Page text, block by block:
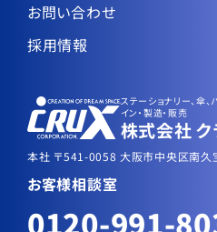
お問い合わせ
採用情報
ステーショナリー、傘
イン・製造・販売
株式会社 ク
本社 〒541-0058 大阪市中央区南久
お客様相談室
0120-991-